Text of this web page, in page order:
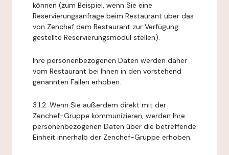
können (zum Beispiel, wenn Sie eine
Reservierungsanfrage beim Restaurant über das
von Zenchef dem Restaurant zur Verfügung
gestellte Reservierungsmodul stellen).
Ihre personenbezogenen Daten werden daher
vom Restaurant bei Ihnen in den vorstehend
genannten Fällen erhoben.
3.1.2. Wenn Sie außerdem direkt mit der
Zenchef-Gruppe kommunizieren, werden Ihre
personenbezogenen Daten über die betreffende
Einheit innerhalb der Zenchef-Gruppe erhoben.